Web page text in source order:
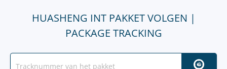
HUASHENG INT PAKKET VOLGEN |
PACKAGE TRACKING